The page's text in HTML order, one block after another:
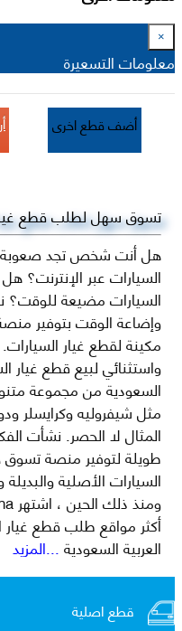
×
معلومات التسعيرة
أضف قطع اخرى
تسوق سهل لطلب قطع
هل أنت شخص تجد صعوبة
السيارات عبر الإنترنت؟
السيارات مضيعة للوقت؟
وإضاعة الوقت بتوفير
مكينة لقطع غيار
واستثنائي لبيع قطع غيار
السعودية من مجموعة
مثل شيفروليه وكرايسلر
طويلة لتوفير منصة تسوق
السيارات الأصلية
أكثر مواقع طلب قطع غيار
العربية السعودية...المزيد
قطع اصلية